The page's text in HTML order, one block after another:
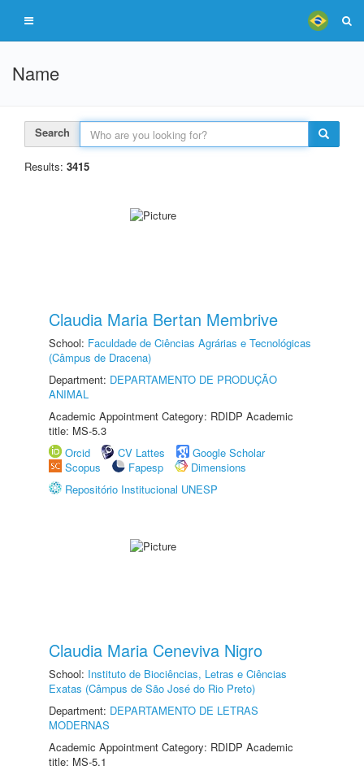
Name
Search
Results: 3415
Claudia Maria Bertan Membrive
School: Faculdade de Ciências Agrárias e Tecnológicas
(Câmpus de Dracena)
Department: DEPARTAMENTO DE PRODUÇÃO
ANIMAL
Academic Appointment Category: RDIDP Academic
title: MS-5.3
Orcid
CV Lattes
Google Scholar
Scopus
Fapesp
Dimensions
Repositório Institucional UNESP
Claudia Maria Ceneviva Nigro
School: Instituto de Biociências, Letras e Ciências
Exatas (Câmpus de São José do Rio Preto)
Department: DEPARTAMENTO DE LETRAS
MODERNAS
Academic Appointment Category: RDIDP Academic
title: MS-5.1